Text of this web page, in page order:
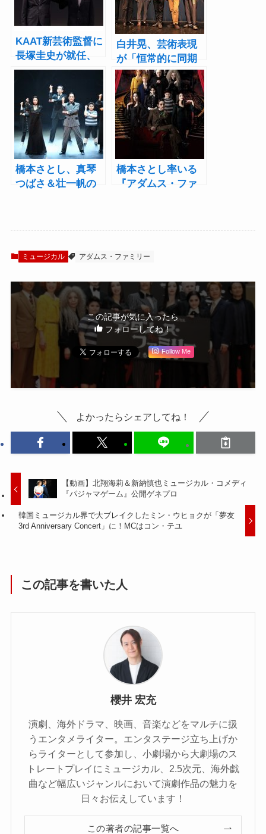
KAAT新芸術監督に
長塚圭史が就任、
白井晃から引き継
ぎ“ひらかれた劇
場”目指す
白井晃、芸術表現
が「恒常的に同期
している場所であ
りたい」2018年度
KAAT神奈川芸術劇
場ラインアップ発
表
橋本さとし、真琴
つばさ＆壮一帆の
まもなく開幕
橋本さとし率いる
『アダムス・ファ
ミュージカル アダムス・ファミリー
この記事が気に入ったら
フォローしてね！
Follow Me
よかったらシェアしてね！
【動画】北翔海莉＆新納慎也ミュージカル・コメディ
『パジャマゲーム』公開ゲネプロ
韓国ミュージカル界で大ブレイクしたミン・ウヒョクが「夢友
3rd Anniversary Concert」に！MCはコン・テユ
この記事を書いた人
櫻井 宏充
演劇、海外ドラマ、映画、音楽などをマルチに扱
うエンタメライター。エンタステージ立ち上げか
らライターとして参加し、小劇場から大劇場のス
トレートプレイにミュージカル、2.5次元、海外戯
曲など幅広いジャンルにおいて演劇作品の魅力を
日々お伝えしています！
この著者の記事一覧へ